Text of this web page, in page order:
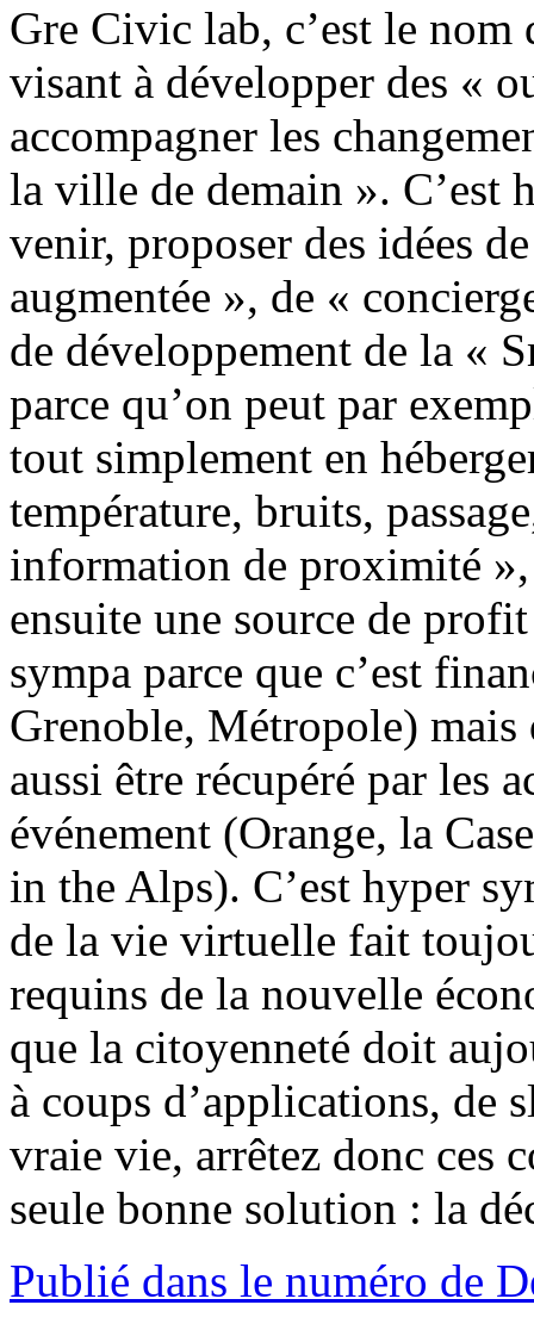
Gre Civic lab, c’est le
visant à développer des «
accompagner les
la ville de demain ». C’est
venir, proposer des idées
augmentée », de «
de développement de la «
parce qu’on peut par
tout simplement en
température, bruits,
information de proximité
ensuite une source de
sympa parce que c’est
Grenoble, Métropole)
aussi être récupéré par les
événement (Orange, la
in the Alps). C’est hyper
de la vie virtuelle fait
requins de la nouvelle
que la citoyenneté doit
à coups d’applications, de
vraie vie, arrêtez donc ces
seule bonne solution : la
Publié dans le numéro de